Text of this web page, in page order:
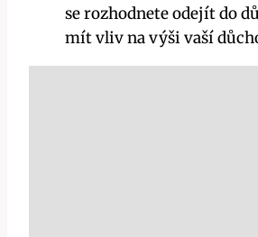
se rozhodnete odejít do
mít vliv na výši vaší